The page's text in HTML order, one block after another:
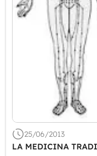
25/06/2013
LA MEDICINA